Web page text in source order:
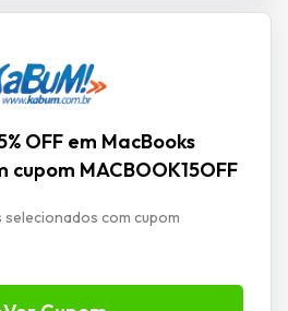
OFF em MacBooks
cupom MACBOOK15OFF
selecionados com cupom